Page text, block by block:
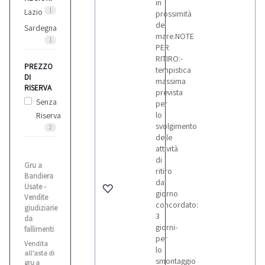
Lazio 1
Sardegna
1
PREZZO
DI
RISERVA
Senza
Riserva
2
Gru a
Bandiera
Usate -
Vendite
giudiziarie
da
fallimenti
Vendita
all’asta di
gru a
in
prossimità
del
mare.NOTE
PER
RITIRO:-
tempistica
massima
prevista
per
lo
svolgimento
delle
attività
di
ritiro
dal
giorno
concordato:
3
giorni-
per
lo
smontaggio